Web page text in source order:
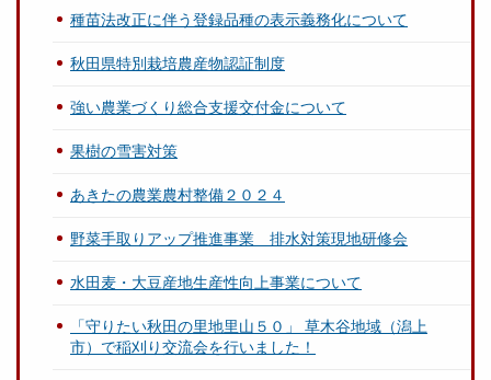
種苗法改正に伴う登録品種の表示義務化について
秋田県特別栽培農産物認証制度
強い農業づくり総合支援交付金について
果樹の雪害対策
あきたの農業農村整備２０２４
野菜手取りアップ推進事業 排水対策現地研修会
水田麦・大豆産地生産性向上事業について
「守りたい秋田の里地里山５０」 草木谷地域（潟上
市）で稲刈り交流会を行いました！